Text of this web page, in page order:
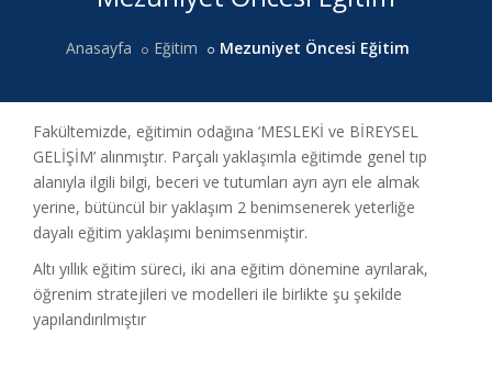
Anasayfa Eğitim Mezuniyet Öncesi Eğitim
Fakültemizde, eğitimin odağına ‘MESLEKİ ve BİREYSEL
GELİŞİM’ alınmıştır. Parçalı yaklaşımla eğitimde genel tıp
alanıyla ilgili bilgi, beceri ve tutumları ayrı ayrı ele almak
yerine, bütüncül bir yaklaşım 2 benimsenerek yeterliğe
dayalı eğitim yaklaşımı benimsenmiştir.
Altı yıllık eğitim süreci, iki ana eğitim dönemine ayrılarak,
öğrenim stratejileri ve modelleri ile birlikte şu şekilde
yapılandırılmıştır